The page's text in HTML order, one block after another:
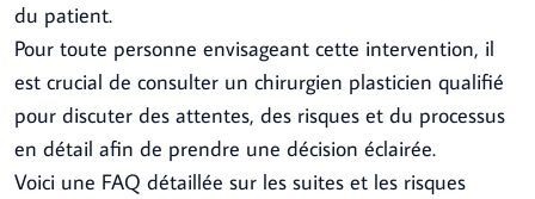
du patient.
Pour toute personne envisageant cette intervention, il
est crucial de consulter un chirurgien plasticien qualifié
pour discuter des attentes, des risques et du processus
en détail afin de prendre une décision éclairée.
Voici une FAQ détaillée sur les suites et les risques